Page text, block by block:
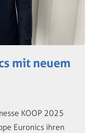
mit neuem
KOOP 2025
Euronics ihren